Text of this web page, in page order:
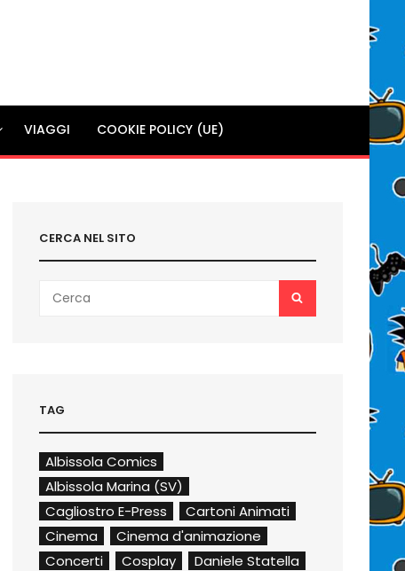
VIAGGI COOKIE POLICY (UE)
CERCA NEL SITO
for:
TAG
Albissola Comics
Albissola Marina (SV)
Cagliostro E-Press
Cartoni Animati
Cinema
Cinema d'animazione
Concerti
Cosplay
Daniele Statella